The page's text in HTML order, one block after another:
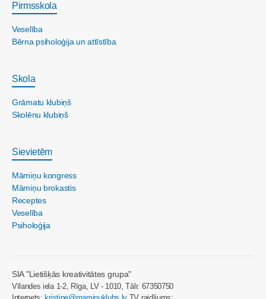
Pirmsskola
Veselība
Bērna psiholoģija un attīstība
Skola
Grāmatu klubiņš
Skolēnu klubiņš
Sievietēm
Māmiņu kongress
Māmiņu brokastis
Receptes
Veselība
Psiholoģija
SIA "Lietišķās kreativitātes grupa"
Vīlandes iela 1-2, Rīga, LV - 1010, Tālr. 67350750